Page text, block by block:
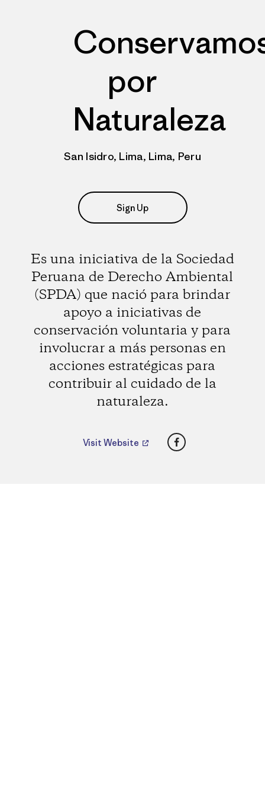
por
Naturaleza
San Isidro, Lima, Lima, Peru
Sign Up
Es una iniciativa de la Sociedad
Peruana de Derecho Ambiental
(SPDA) que nació para brindar
apoyo a iniciativas de
conservación voluntaria y para
involucrar a más personas en
acciones estratégicas para
contribuir al cuidado de la
naturaleza.
Visit Website Facebook